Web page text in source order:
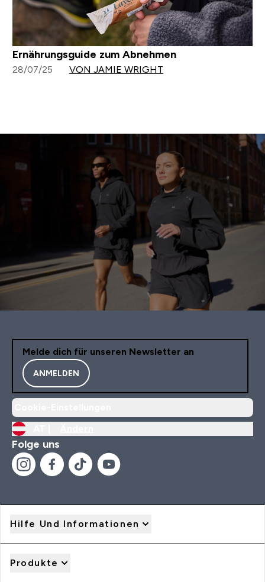
Ernährungsguide zum Abnehmen
28/07/25 VON JAMIE WRIGHT
Melde dich für unseren Newsletter an
ANMELDEN
Folge uns
Hilfe Und Informationen
Produkte